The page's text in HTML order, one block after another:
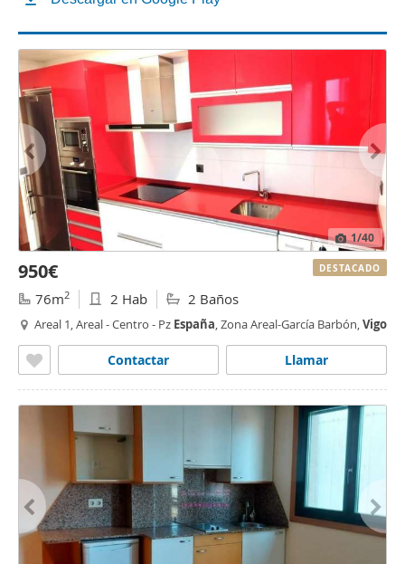
1/40
950€
76m2 2 Hab 2 Baños
Areal 1, Areal - Centro - Pz España, Zona Areal-García Barbón,Vigo
Llamar
Contactar
DESTACADO